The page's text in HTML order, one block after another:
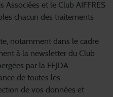
Associées et le Club AIFFRES
chacun des traitements
notamment dans le cadre
à la newsletter du Club
par la FFJDA.
de toutes les
de vos données et